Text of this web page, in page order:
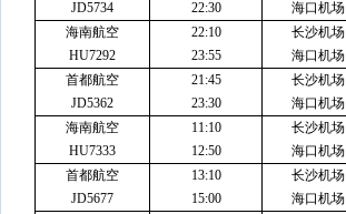
JD5734
22:30
海口机场
海南航空
HU7292
22:10
23:55
长沙机场
海口机场
首都航空
JD5362
21:45
23:30
长沙机场
海口机场
海南航空
HU7333
11:10
12:50
长沙机场
海口机场
首都航空
JD5677
13:10
15:00
长沙机场
海口机场